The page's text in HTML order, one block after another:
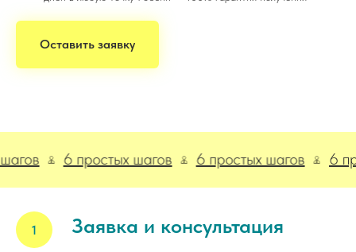
Оставить заявку
6 простых шагов 6 простых шагов 6
Заявка и консультация